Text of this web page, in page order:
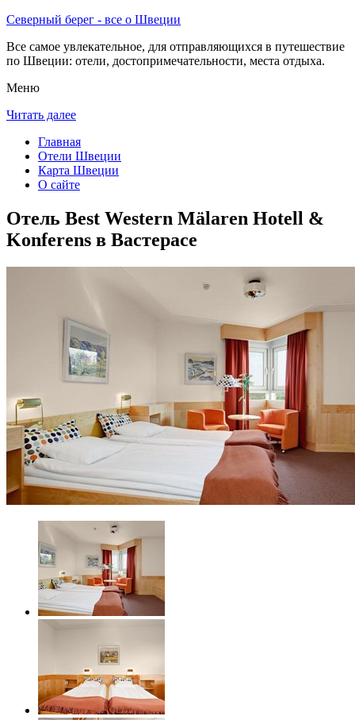
Северный берег - все о Швеции
Все самое увлекательное, для отправляющихся в путешествие
по Швеции: отели, достопримечательности, места отдыха.
Меню
Читать далее
Главная
Отели Швеции
Карта Швеции
О сайте
Отель Best Western Mälaren Hotell &
Konferens в Вастерасе